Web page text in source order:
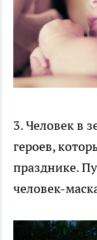
3. Человек в
героев,
празднике.
человек-